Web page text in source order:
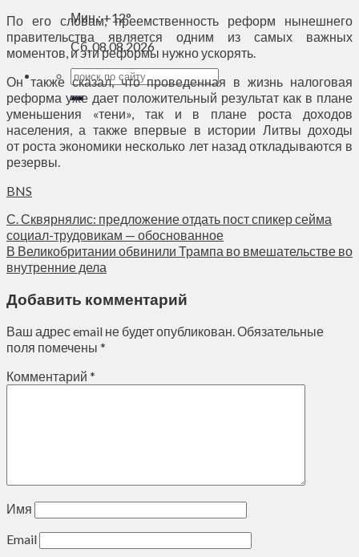
Мин.:+12°
Сб, 08.08.2026
По его словам, преемственность реформ нынешнего
правительства является одним из самых важных
моментов, и эти реформы нужно ускорять.
Он также сказал, что проведенная в жизнь налоговая
реформа уже дает положительный результат как в плане
уменьшения «тени», так и в плане роста доходов
населения, а также впервые в истории Литвы доходы
от роста экономики несколько лет назад откладываются в
резервы.
BNS
С. Сквярнялис: предложение отдать пост спикер сейма
социал-трудовикам — обоснованное
В Великобритании обвинили Трампа во вмешательстве во
внутренние дела
Добавить комментарий
Ваш адрес email не будет опубликован.Обязательные
поля помечены *
Комментарий *
Имя
Email